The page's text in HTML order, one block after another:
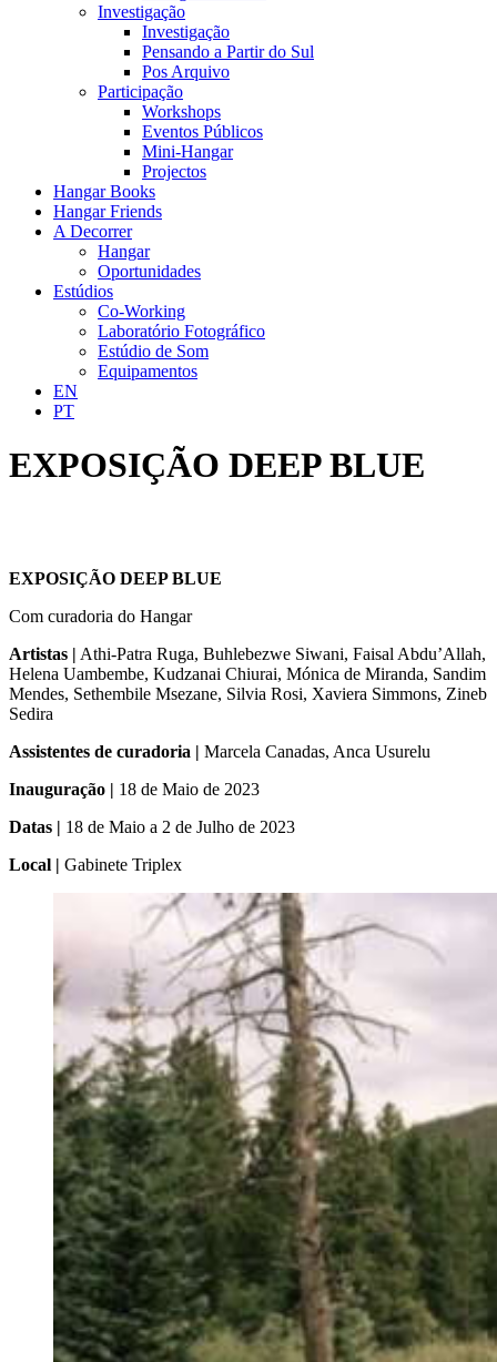
Investigação
Investigação
Pensando a Partir do Sul
Pos Arquivo
Participação
Workshops
Eventos Públicos
Mini-Hangar
Projectos
Hangar Books
Hangar Friends
A Decorrer
Hangar
Oportunidades
Estúdios
Co-Working
Laboratório Fotográfico
Estúdio de Som
Equipamentos
EN
PT
EXPOSIÇÃO DEEP BLUE
EXPOSIÇÃO DEEP BLUE
Com curadoria do Hangar
Artistas | Athi-Patra Ruga, Buhlebezwe Siwani, Faisal Abdu’Allah,
Helena Uambembe, Kudzanai Chiurai, Mónica de Miranda, Sandim
Mendes, Sethembile Msezane, Silvia Rosi, Xaviera Simmons, Zineb
Sedira
Assistentes de curadoria | Marcela Canadas, Anca Usurelu
Inauguração | 18 de Maio de 2023
Datas | 18 de Maio a 2 de Julho de 2023
Local | Gabinete Triplex